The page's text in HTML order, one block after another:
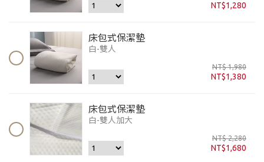
NT$1,280
床包式保潔墊
白-雙人
NT$1,380
NT$ 1,980
床包式保潔墊
白-雙人加大
NT$1,680
NT$ 2,280